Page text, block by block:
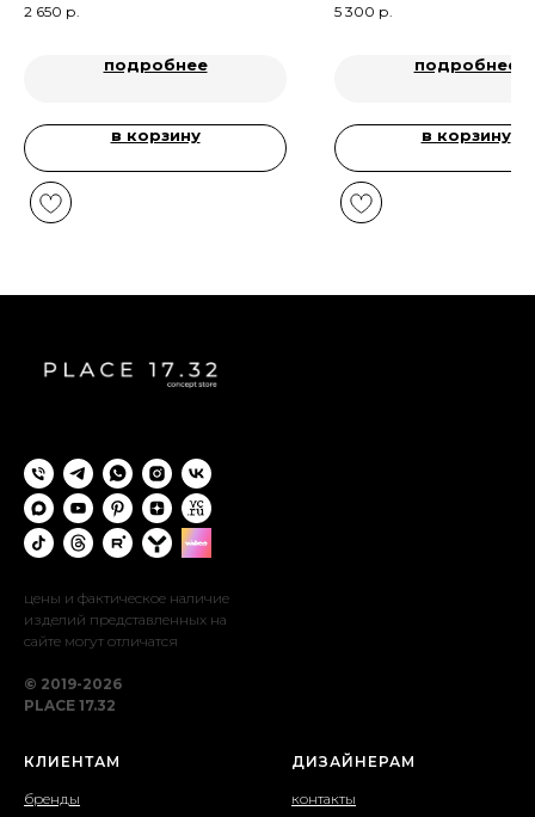
2 650 р.
подробнее
в корзину
5 300 р.
подробнее
в корзину
цены и фактическое наличие
изделий представленных на
сайте могут отличатся
© 2019-2026
PLACE 17.32
КЛИЕНТАМ
бренды
ДИЗАЙНЕРАМ
контакты